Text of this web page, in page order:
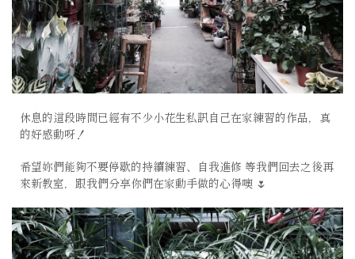
休息的這段時間已經有不少小花生私訊自己在家練習的作品，真
的好感動呀！
希望妳們能夠不要停歇的持續練習、自我進修 等我們回去之後再
來新教室，跟我們分享你們在家動手做的心得噢 🌷